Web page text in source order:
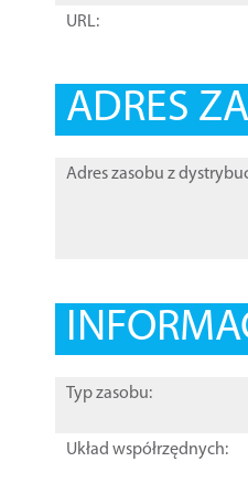
URL:
ADRES
Adres zasobu z
Typ zasobu:
Układ współrzędnych: